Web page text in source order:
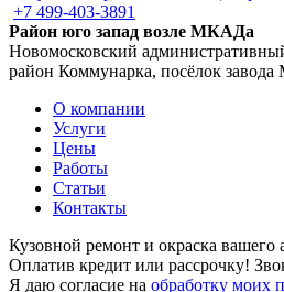
+7 499-403-3891
Район юго запад возле МКАДа
Новомосковский
район Коммунарка, посёлок завода
О компании
Услуги
Цены
Работы
Статьи
Контакты
Кузовной ремонт и окраска
Оплатив кредит или рассрочку!
Я даю согласие на обработку моих